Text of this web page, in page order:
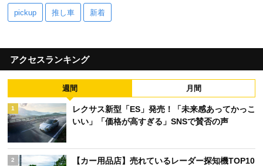
pickup 推し車 新着
アクセスランキング
週間 月間
1
レクサス新型「ES」発売！「未来感あってかっこ
いい」「価格が高すぎる」SNSで賛否の声
2
【カー用品店】売れているレーダー探知機TOP10